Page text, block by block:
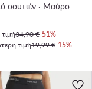
σουτιέν · Μαύρο
τιμή
34,90 €-51%
τιμή19,99 €-15%